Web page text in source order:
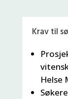
Krav til
Helse